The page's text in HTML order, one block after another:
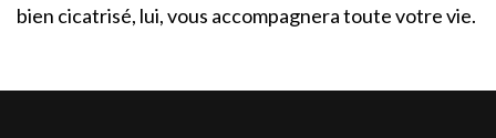
bien cicatrisé, lui, vous accompagnera toute votre vie.